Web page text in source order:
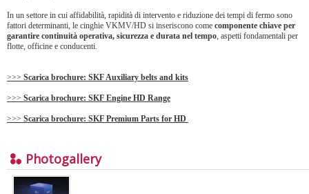
In un settore in cui affidabilità, rapidità di intervento e riduzione dei tempi di fermo sono
fattori determinanti, le cinghie VKMV/HD si inseriscono come componente chiave per
garantire continuità operativa, sicurezza e durata nel tempo, aspetti fondamentali per
flotte, officine e conducenti.
>>> Scarica brochure: SKF Auxiliary belts and kits
>>> Scarica brochure: SKF Engine HD Range
>>> Scarica brochure: SKF Premium Parts for HD
Photogallery